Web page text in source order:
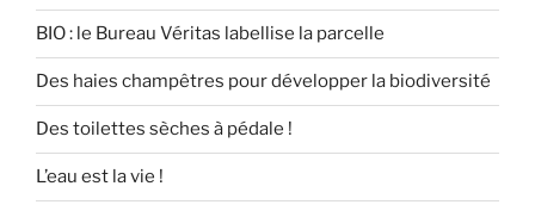
BIO : le Bureau Véritas labellise la parcelle
Des haies champêtres pour développer la biodiversité
Des toilettes sèches à pédale !
L’eau est la vie !